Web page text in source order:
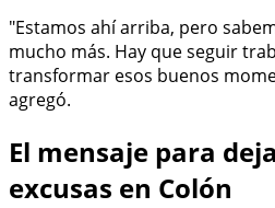
"Estamos ahí arriba, pero
mucho más. Hay que seguir
transformar esos buenos
agregó.
El mensaje para
excusas en Colón